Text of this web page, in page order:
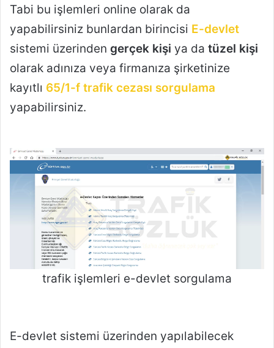
Tabi bu işlemleri online olarak da
yapabilirsiniz bunlardan birincisi E-devlet
sistemi üzerinden gerçek kişi ya da tüzel kişi
olarak adınıza veya firmanıza şirketinize
kayıtlı 65/1-f trafik cezası sorgulama
yapabilirsiniz.
trafik işlemleri e-devlet sorgulama
E-devlet sistemi üzerinden yapılabilecek